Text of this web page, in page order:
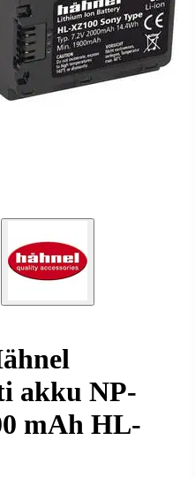
akku NP-
mAh HL-